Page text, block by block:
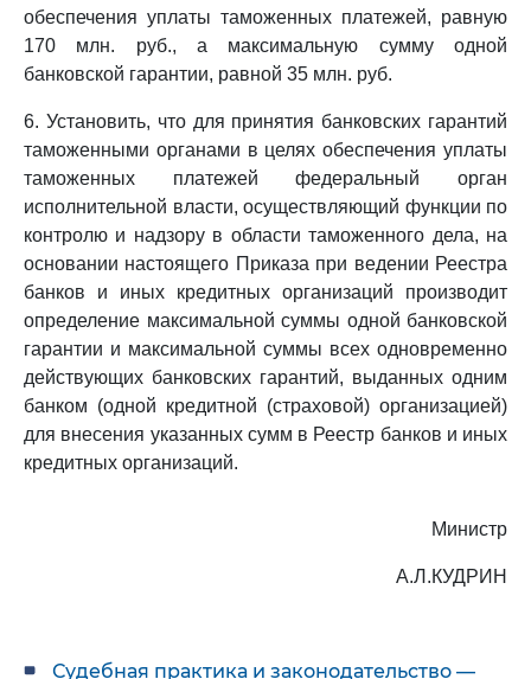
обеспечения уплаты таможенных платежей, равную
170 млн. руб., а максимальную сумму одной
банковской гарантии, равной 35 млн. руб.
6. Установить, что для принятия банковских гарантий
таможенными органами в целях обеспечения уплаты
таможенных платежей федеральный орган
исполнительной власти, осуществляющий функции по
контролю и надзору в области таможенного дела, на
основании настоящего Приказа при ведении Реестра
банков и иных кредитных организаций производит
определение максимальной суммы одной банковской
гарантии и максимальной суммы всех одновременно
действующих банковских гарантий, выданных одним
банком (одной кредитной (страховой) организацией)
для внесения указанных сумм в Реестр банков и иных
кредитных организаций.
Министр
А.Л.КУДРИН
Судебная практика и законодательство —